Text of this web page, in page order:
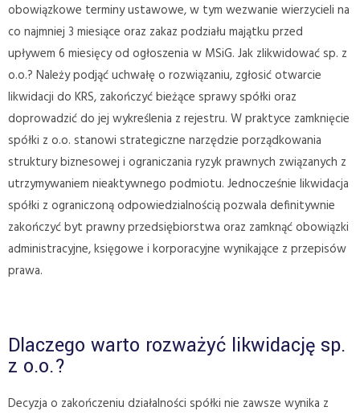
obowiązkowe terminy ustawowe, w tym wezwanie wierzycieli na
co najmniej 3 miesiące oraz zakaz podziału majątku przed
upływem 6 miesięcy od ogłoszenia w MSiG. Jak zlikwidować sp. z
o.o.? Należy podjąć uchwałę o rozwiązaniu, zgłosić otwarcie
likwidacji do KRS, zakończyć bieżące sprawy spółki oraz
doprowadzić do jej wykreślenia z rejestru. W praktyce zamknięcie
spółki z o.o. stanowi strategiczne narzędzie porządkowania
struktury biznesowej i ograniczania ryzyk prawnych związanych z
utrzymywaniem nieaktywnego podmiotu. Jednocześnie likwidacja
spółki z ograniczoną odpowiedzialnością pozwala definitywnie
zakończyć byt prawny przedsiębiorstwa oraz zamknąć obowiązki
administracyjne, księgowe i korporacyjne wynikające z przepisów
prawa.
Dlaczego warto rozważyć likwidację sp.
z o.o.?
Decyzja o zakończeniu działalności spółki nie zawsze wynika z